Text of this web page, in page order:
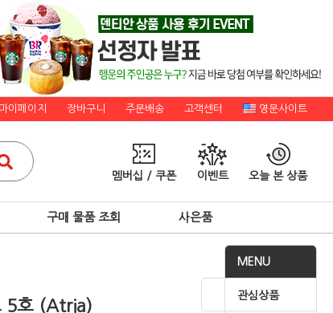
마이페이지 장바구니 주문배송 고객센터 영문사이트
멤버십 / 쿠폰 이벤트 오늘 본 상품
구매 물품 조회 사은품
MENU
관심상품
5호 (Atria)